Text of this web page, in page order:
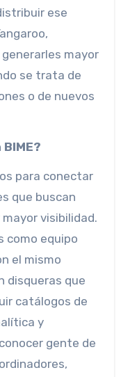
ese
mayor
se trata de
o de nuevos
para conectar
que buscan
visibilidad.
como equipo
el mismo
disqueras que
catálogos de
y
gente de